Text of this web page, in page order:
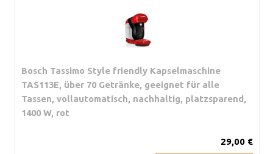
Bosch Tassimo Style friendly Kapselmaschine
TAS113E, über 70 Getränke, geeignet für alle
Tassen, vollautomatisch, nachhaltig, platzsparend,
1400 W, rot
29,00 €